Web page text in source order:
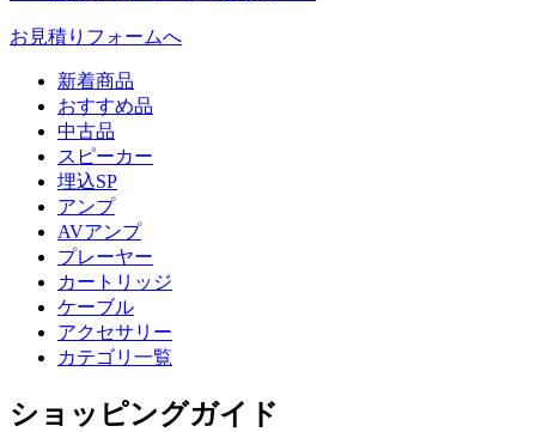
お見積りフォームへ
新着商品
おすすめ品
中古品
スピーカー
埋込SP
アンプ
AVアンプ
プレーヤー
カートリッジ
ケーブル
アクセサリー
カテゴリ一覧
ショッピングガイド